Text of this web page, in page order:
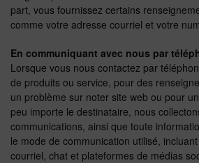
part, vous fournissez certains
comme votre adresse courriel et votre
En communiquant avec nous par
Lorsque vous nous contactez par
de produits ou service, pour des
un problème sur noter site web ou pour
peu importe le destinataire, nous
communications, ainsi que toute
le mode de communication utilisé,
courriel, chat et plateformes de médias